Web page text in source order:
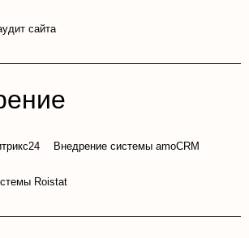
сайта
Внедрение системы amoCRM
Roistat